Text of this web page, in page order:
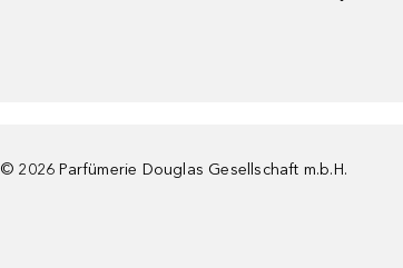
© 2026 Parfümerie Douglas Gesellschaft m.b.H.